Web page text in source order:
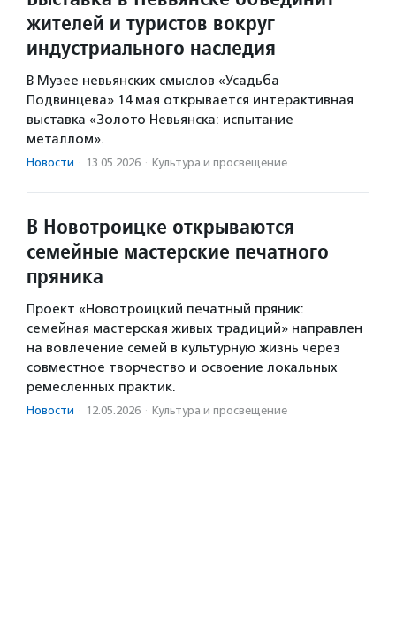
жителей и туристов вокруг
индустриального наследия
В Музее невьянских смыслов «Усадьба
Подвинцева» 14 мая открывается интерактивная
выставка «Золото Невьянска: испытание
металлом».
Новости · 13.05.2026 · Культура и просвещение
В Новотроицке открываются
семейные мастерские печатного
пряника
Проект «Новотроицкий печатный пряник:
семейная мастерская живых традиций» направлен
на вовлечение семей в культурную жизнь через
совместное творчество и освоение локальных
ремесленных практик.
Новости · 12.05.2026 · Культура и просвещение